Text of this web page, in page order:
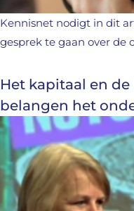
Kennisnet nodigt in dit
gesprek te gaan over de
Het kapitaal en
belangen het